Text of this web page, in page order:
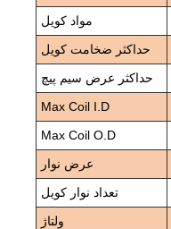
مواد کویل
حداکثر ضخامت کویل
حداکثر عرض سیم پیچ
Max Coil I.D
Max Coil O.D
عرض نوار
تعداد نوار کویل
ولتاژ